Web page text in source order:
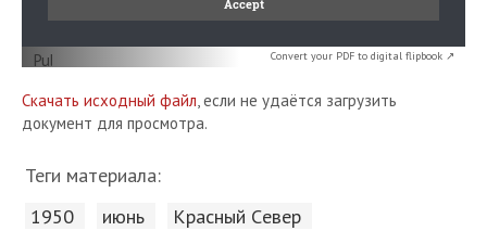
Convert your PDF to digital flipbook ↗
Скачать исходный файл, если не удаётся загрузить
документ для просмотра.
Теги материала:
1950 июнь Красный Cевер